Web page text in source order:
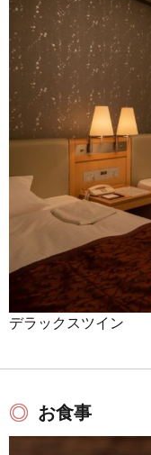
デラックスツイン
お食事